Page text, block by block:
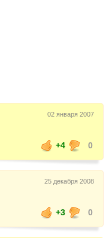
02 января 2007
+4
0
25 декабря 2008
+3
0